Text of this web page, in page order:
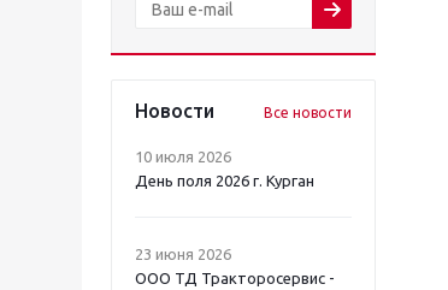
Новости Все новости
10 июля 2026
День поля 2026 г. Курган
23 июня 2026
ООО ТД Тракторосервис -